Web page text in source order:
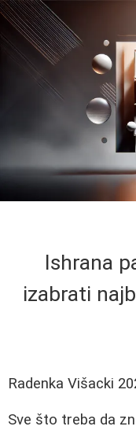
Ishrana
izabrati
Radenka Višacki
Sve što treba da